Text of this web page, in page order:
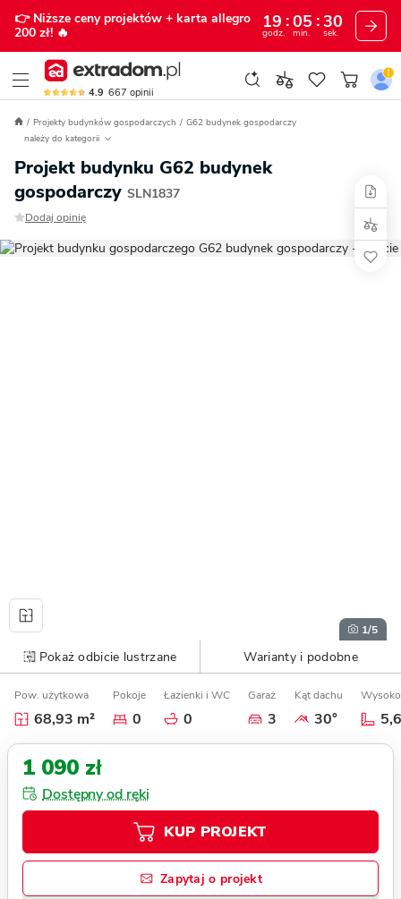
👉 Niższe ceny projektów + karta allegro
200 zł! 🔥
19
godz.
05
min.
28
sek.
4.9 667 opinii
Projekty budynków gospodarczych
G62 budynek gospodarczy
należy do kategorii
Projekt budynku G62 budynek
gospodarczy SLN1837
Dodaj opinię
1/5
Pokaż odbicie lustrzane Warianty i podobne
Pow. użytkowa
68,93 m²
Pokoje
0
Łazienki i WC
0
Garaż
3
Kąt dachu
30°
1 090 zł
Dostępny od ręki
KUP PROJEKT
Zapytaj o projekt